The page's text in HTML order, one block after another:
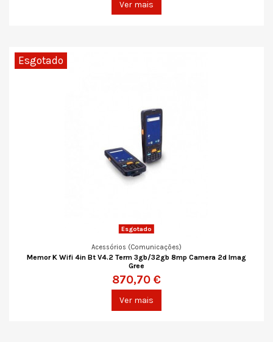
Ver mais
Esgotado
Esgotado
Acessórios (Comunicações)
Memor K Wifi 4in Bt V4.2 Term 3gb/32gb 8mp Camera 2d Imag
Gree
870,70 €
Ver mais